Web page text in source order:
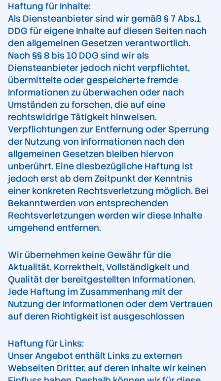
Haftung für Inhalte:
Als Diensteanbieter sind wir gemäß § 7 Abs.1
DDG für eigene Inhalte auf diesen Seiten nach
den allgemeinen Gesetzen verantwortlich.
Nach §§ 8 bis 10 DDG sind wir als
Diensteanbieter jedoch nicht verpflichtet,
übermittelte oder gespeicherte fremde
Informationen zu überwachen oder nach
Umständen zu forschen, die auf eine
rechtswidrige Tätigkeit hinweisen.
Verpflichtungen zur Entfernung oder Sperrung
der Nutzung von Informationen nach den
allgemeinen Gesetzen bleiben hiervon
unberührt. Eine diesbezügliche Haftung ist
jedoch erst ab dem Zeitpunkt der Kenntnis
einer konkreten Rechtsverletzung möglich. Bei
Bekanntwerden von entsprechenden
Rechtsverletzungen werden wir diese Inhalte
umgehend entfernen.
Wir übernehmen keine Gewähr für die
Aktualität, Korrektheit, Vollständigkeit und
Qualität der bereitgestellten Informationen.
Jede Haftung im Zusammenhang mit der
Nutzung der Informationen oder dem Vertrauen
auf deren Richtigkeit ist ausgeschlossen
Haftung für Links:
Unser Angebot enthält Links zu externen
Webseiten Dritter, auf deren Inhalte wir keinen